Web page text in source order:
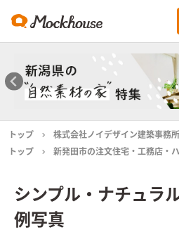
トップ 株式会社ノイデザイン建築事務所
トップ
新発田市の注文住宅・工務店・
シンプル・ナチュラ
例写真